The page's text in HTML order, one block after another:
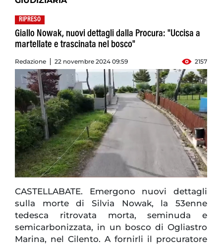
RIPRESO
Giallo Nowak, nuovi dettagli dalla Procura: "Uccisa a
martellate e trascinata nel bosco"
Redazione 22 novembre 2024 09:59 2157
CASTELLABATE. Emergono nuovi dettagli
sulla morte di Silvia Nowak, la 53enne
tedesca ritrovata morta, seminuda e
semicarbonizzata, in un bosco di Ogliastro
Marina, nel Cilento. A fornirli il procuratore